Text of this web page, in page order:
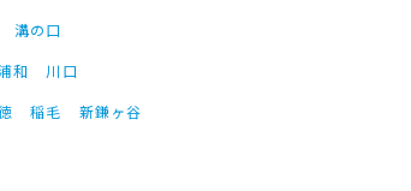
溝の口
和
川口
稲毛 新鎌ヶ谷